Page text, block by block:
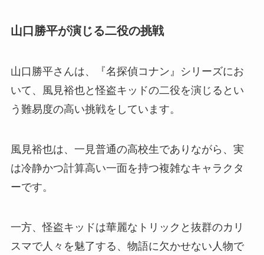
山口勝平が演じる二役の挑戦
山口勝平さんは、『名探偵コナン』シリーズにお
いて、風見裕也と怪盗キッドの二役を演じるとい
う難易度の高い挑戦をしています。
風見裕也は、一見普通の高校生でありながら、実
は冷静かつ計算高い一面を持つ複雑なキャラクタ
ーです。
一方、怪盗キッドは華麗なトリックと抜群のカリ
スマで人々を魅了する、物語に欠かせない人物で